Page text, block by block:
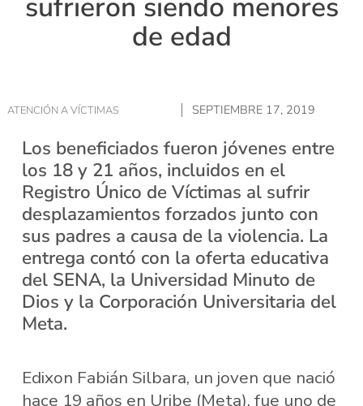
de edad
ATENCIÓN A VÍCTIMAS SEPTIEMBRE 17, 2019
Los beneficiados fueron jóvenes entre
los 18 y 21 años, incluidos en el
Registro Único de Víctimas al sufrir
desplazamientos forzados junto con
sus padres a causa de la violencia. La
entrega contó con la oferta educativa
del SENA, la Universidad Minuto de
Dios y la Corporación Universitaria del
Meta.
Edixon Fabián Silbara, un joven que nació
hace 19 años en Uribe (Meta), fue uno de